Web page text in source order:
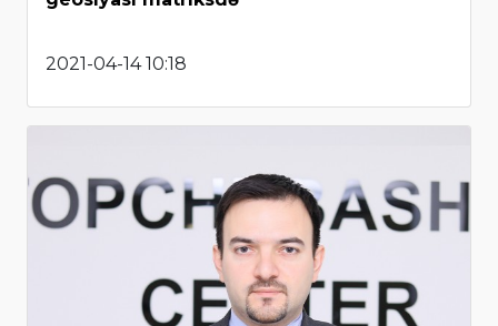
2021-04-14 10:18